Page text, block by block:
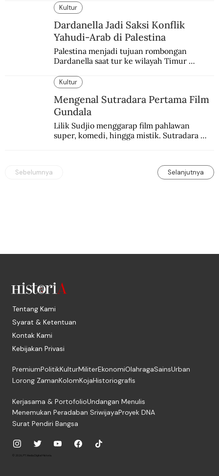
yang berbeda.
Kultur
Dardanella Jadi Saksi Konflik
Yahudi-Arab di Palestina
Palestina menjadi tujuan rombongan
Dardanella saat tur ke wilayah Timur
ketegangan antara orang Yahudi dan
penduduk Arab.
Kultur
Mengenal Sutradara Pertama Film
Gundala
Lilik Sudjio menggarap film pahlawan
super, komedi, hingga mistik. Sutradara
Sebelumnya Selanjutnya
Tentang Kami
Syarat & Ketentuan
Kontak Kami
Kebijakan Privasi
PremiumPolitikKulturMiliterEkonomiOlahragaSainsUrban
Lorong ZamanKolomKojaHistoriografis
Kerjasama & PortofolioUndangan Menulis
Menemukan Peradaban SriwijayaProyek DNA
Surat Pendiri Bangsa
© 2026, PT. Media Digital Historia.